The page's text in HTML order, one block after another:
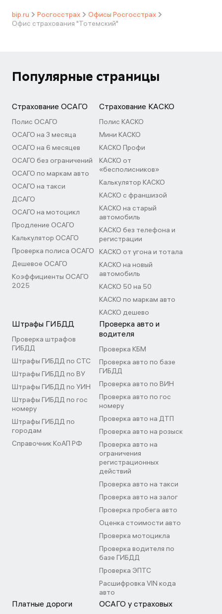
bip.ru Росгосстрах
Офисы Росгосстрах
Офис страхования "Тотемский"
Популярные страницы
Страхование ОСАГО
Полис ОСАГО
ОСАГО на 3 месяца
ОСАГО на 6 месяцев
ОСАГО без ограничений
ОСАГО по маркам авто
ОСАГО на такси
ДСАГО
ОСАГО на мотоцикл
Продление ОСАГО
Калькулятор ОСАГО
Проверка полиса ОСАГО
Дешевое ОСАГО
Коэффициенты ОСАГО
2025
Страхование КАСКО
Полис КАСКО
Мини КАСКО
КАСКО Профи
КАСКО от
«бесполисников»
Калькулятор КАСКО
КАСКО с франшизой
КАСКО на старый
автомобиль
КАСКО без телефона и
регистрации
КАСКО от угона и тотала
КАСКО на новый
автомобиль
КАСКО 50 на 50
КАСКО по маркам авто
КАСКО дешево
Штрафы ГИБДД
Проверка штрафов
ГИБДД
Штрафы ГИБДД по СТС
Штрафы ГИБДД по ВУ
Штрафы ГИБДД по УИН
Штрафы ГИБДД по гос
номеру
Штрафы ГИБДД по
городам
Справочник КоАП РФ
Проверка авто и
водителя
Проверка КБМ
Проверка авто по базе
ГИБДД
Проверка авто по ВИН
Проверка авто по гос
номеру
Проверка авто на ДТП
Проверка авто на розыск
Проверка авто на
ограничения
регистрационных
действий
Проверка авто на такси
Проверка авто на залог
Проверка пробега авто
Оценка стоимости авто
Проверка мотоцикла
Проверка водителя по
базе ГИБДД
Проверка ЭПТС
Расшифровка VIN кода
авто
Платные дороги ОСАГО у страховых